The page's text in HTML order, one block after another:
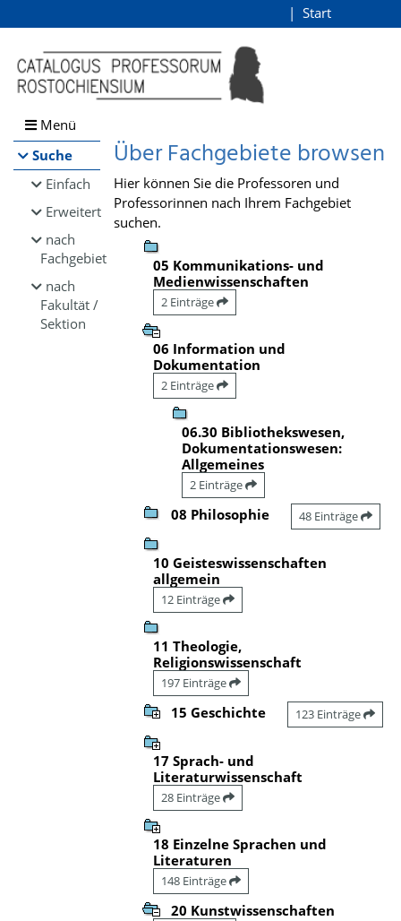
Browsen
direkt zum Inhalt
Start
Menü
Suche
Einfach
Erweitert
nach
Fachgebiet
nach
Fakultät /
Sektion
Über Fachgebiete browsen
Hier können Sie die Professoren und
Professorinnen nach Ihrem Fachgebiet
suchen.
05 Kommunikations- und
Medienwissenschaften
2 Einträge
06 Information und
Dokumentation
2 Einträge
06.30 Bibliothekswesen,
Dokumentationswesen:
Allgemeines
2 Einträge
08 Philosophie 48 Einträge
10 Geisteswissenschaften
allgemein
12 Einträge
11 Theologie,
Religionswissenschaft
197 Einträge
15 Geschichte 123 Einträge
17 Sprach- und
Literaturwissenschaft
28 Einträge
18 Einzelne Sprachen und
Literaturen
148 Einträge
20 Kunstwissenschaften